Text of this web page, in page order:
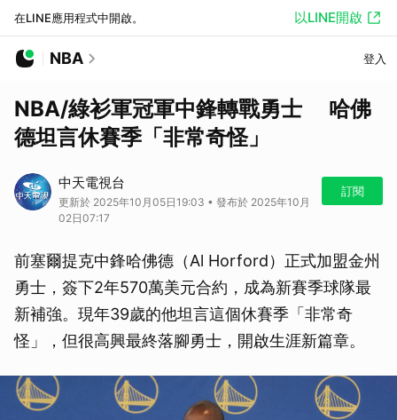
在LINE應用程式中開啟。 以LINE開啟
NBA 登入
NBA/綠衫軍冠軍中鋒轉戰勇士 哈佛
德坦言休賽季「非常奇怪」
中天電視台
更新於 2025年10月05日19:03 • 發布於 2025年10月
02日07:17
訂閱
前塞爾提克中鋒哈佛德（Al Horford）正式加盟金州
勇士，簽下2年570萬美元合約，成為新賽季球隊最
新補強。現年39歲的他坦言這個休賽季「非常奇
怪」，但很高興最終落腳勇士，開啟生涯新篇章。